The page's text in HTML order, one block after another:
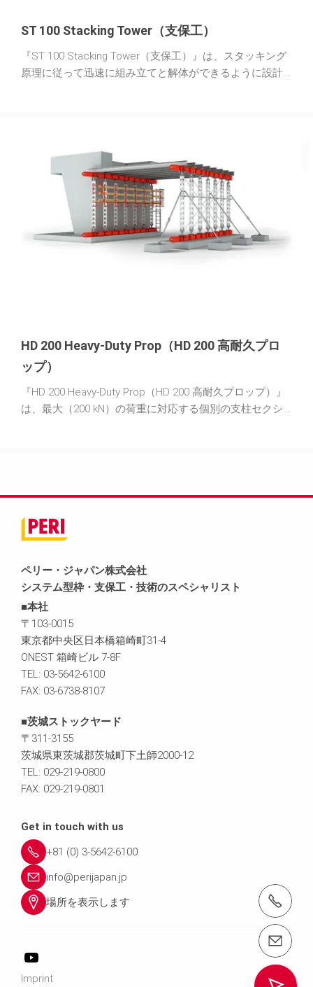
ST 100 Stacking Tower（支保工）
『ST 100 Stacking Tower（支保工）』は、スタッキング
原理に従って迅速に組み立てと解体ができるように設計
に非常に緊密な接続が確保されます。
HD 200 Heavy-Duty Prop（HD 200 高耐久プロ
ップ）
『HD 200 Heavy-Duty Prop（HD 200 高耐久プロップ）』
は、最大（200 kN）の荷重に対応する個別の支柱セクシ
ーム領域を形成できます。
ペリー・ジャパン株式会社
システム型枠・支保工・技術のスペシャリスト
■本社
〒103-0015
東京都中央区日本橋箱崎町31-4
ONEST 箱崎ビル 7-8F
TEL: 03-5642-6100
FAX: 03-6738-8107
■茨城ストックヤード
〒311-3155
茨城県東茨城郡茨城町下土師2000-12
TEL: 029-219-0800
FAX: 029-219-0801
Get in touch with us
+81 (0) 3-5642-6100
info@perijapan.jp
場所を表示します
Imprint